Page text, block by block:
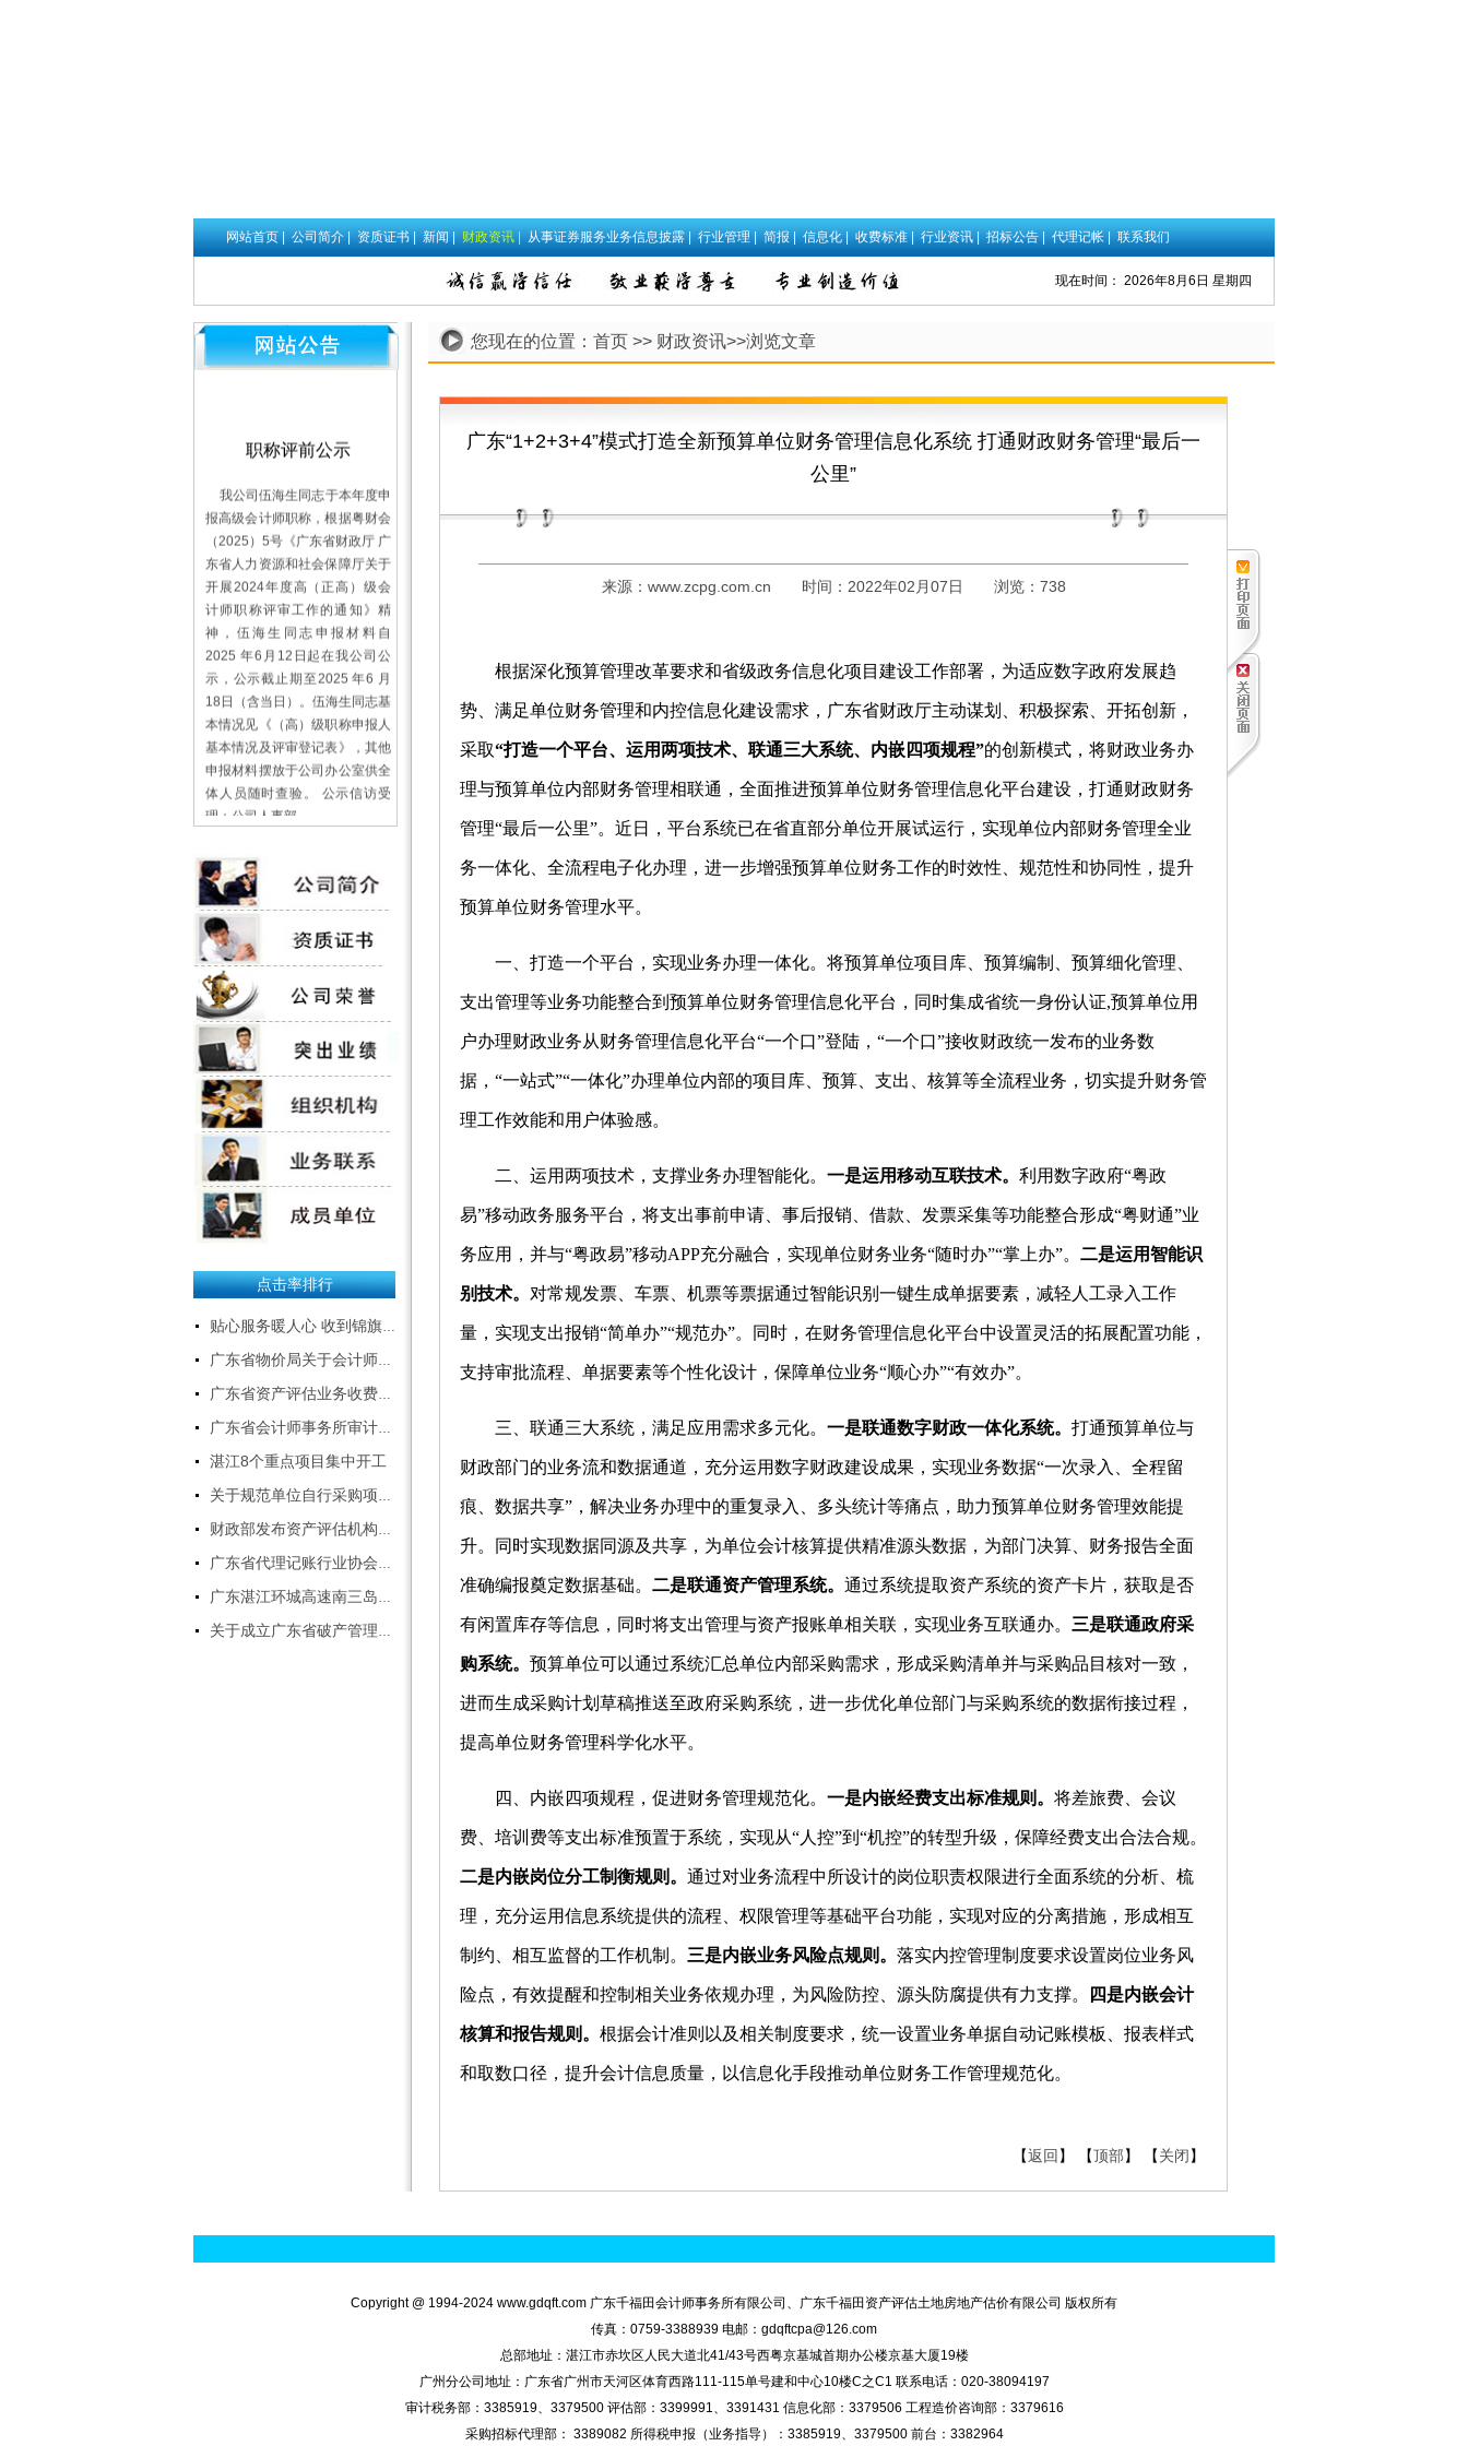
网站首页| 公司简介| 资质证书| 新闻| 财政资讯| 从事证券服务业务信息披露| 行业管理| 简报| 信息化| 收费标准| 行业资讯| 招标公告| 代理记帐| 联系我们
现在时间： 2026年8月6日 星期四
报高级会计师职称，根据粤财会
（2025）5号《广东省财政厅 广
东省人力资源和社会保障厅关于
开展2024年度高（正高）级会
计师职称评审工作的通知》精
神，伍海生同志申报材料自
2025 年6月12日起在我公司公
示，公示截止期至2025 年6 月
18日（含当日）。伍海生同志基
本情况见《（高）级职称申报人
基本情况及评审登记表》，其他
申报材料摆放于公司办公室供全
体人员随时查验。 公示信访受
理：公司人事部
曹 霞 0759-3379509
司
2025年6月11日
关于千福田公司网站
启用新代码后清缓存的
操作说明--下载
招聘应届本科生、研究
粤西经济快速发展，公司业务
急剧扩张，特招聘应届本科生、
研究生数名，专业如下：
1、会计、审计、财务管理、会
计电算化、金融；
类；
3、计算机、软件开发、电子商
4、文秘、中文。
有意者请将建立投递至：
gdqftcpa@126.com
联系人：曹小姐 0759-3379509
18319129897
另：本公司长期招聘:注册会
师，土地评估师,评估助理，软
件实施顾问等。
点击率排行
贴心服务暖人心 收到锦旗获赞誉
广东省物价局关于会计师事务所服务收费有关问题的通知
广东省资产评估业务收费标准
广东省会计师事务所审计服务收费标准表
湛江8个重点项目集中开工
关于规范单位自行采购项目管理有关事项的通知
财政部发布资产评估机构职业风险基金管理办法
广东省代理记账行业协会第一届会员代表大会简讯
广东湛江环城高速南三岛大桥（坡头至南三岛段）即将进入施工阶段
关于成立广东省破产管理人协会的公告
您现在的位置： 首页 >> 财政资讯>>浏览文章
广东“1+2+3+4”模式打造全新预算单位财务管理信息化系统 打通财政财务管理“最后一
公里”
来源： www.zcpg.com.cn 时间：2022年02月07日 浏览： 738
根据深化预算管理改革要求和省级政务信息化项目建设工作部署，为适应数字政府发展趋
势、满足单位财务管理和内控信息化建设需求，广东省财政厅主动谋划、积极探索、开拓创新，
采取“打造一个平台、 运用两项技术、 联通三大系统、 内嵌四项规程”的创新模式，将财政业务办
理与预算单位内部财务管理相联通，全面推进预算单位财务管理信息化平台建设，打通财政财务
管理“最后一公里”。近日，平台系统已在省直部分单位开展试运行，实现单位内部财务管理全业
务一体化、全流程电子化办理，进一步增强预算单位财务工作的时效性、规范性和协同性，提升
预算单位财务管理水平。
一、打造一个平台，实现业务办理一体化。将预算单位项目库、预算编制、预算细化管理、
支出管理等业务功能整合到预算单位财务管理信息化平台，同时集成省统一身份认证,预算单位用
户办理财政业务从财务管理信息化平台“一个口”登陆，“一个口”接收财政统一发布的业务数
据，“一站式”“一体化”办理单位内部的项目库、预算、支出、核算等全流程业务，切实提升财务管
理工作效能和用户体验感。
二、运用两项技术，支撑业务办理智能化。 一是运用移动互联技术。 利用数字政府“粤政
易”移动政务服务平台，将支出事前申请、事后报销、借款、发票采集等功能整合形成“粤财通”业
务应用，并与“粤政易”移动APP充分融合，实现单位财务业务“随时办”“掌上办”。 二是运用智能识
别技术。 对常规发票、车票、机票等票据通过智能识别一键生成单据要素，减轻人工录入工作
量，实现支出报销“简单办”“规范办”。同时，在财务管理信息化平台中设置灵活的拓展配置功能，
支持审批流程、单据要素等个性化设计，保障单位业务“顺心办”“有效办”。
三、联通三大系统，满足应用需求多元化。 一是联通数字财政一体化系统。 打通预算单位与
财政部门的业务流和数据通道，充分运用数字财政建设成果，实现业务数据“一次录入、全程留
痕、数据共享”，解决业务办理中的重复录入、多头统计等痛点，助力预算单位财务管理效能提
升。同时实现数据同源及共享，为单位会计核算提供精准源头数据，为部门决算、财务报告全面
准确编报奠定数据基础。 二是联通资产管理系统。 通过系统提取资产系统的资产卡片，获取是否
有闲置库存等信息，同时将支出管理与资产报账单相关联，实现业务互联通办。 三是联通政府采
购系统。 预算单位可以通过系统汇总单位内部采购需求，形成采购清单并与采购品目核对一致，
进而生成采购计划草稿推送至政府采购系统，进一步优化单位部门与采购系统的数据衔接过程，
提高单位财务管理科学化水平。
四、内嵌四项规程，促进财务管理规范化。 一是内嵌经费支出标准规则。 将差旅费、会议
费、培训费等支出标准预置于系统，实现从“人控”到“机控”的转型升级，保障经费支出合法合规。
二是内嵌岗位分工制衡规则。 通过对业务流程中所设计的岗位职责权限进行全面系统的分析、梳
理，充分运用信息系统提供的流程、权限管理等基础平台功能，实现对应的分离措施，形成相互
制约、相互监督的工作机制。 三是内嵌业务风险点规则。 落实内控管理制度要求设置岗位业务风
险点，有效提醒和控制相关业务依规办理，为风险防控、源头防腐提供有力支撑。 四是内嵌会计
核算和报告规则。 根据会计准则以及相关制度要求，统一设置业务单据自动记账模板、报表样式
和取数口径，提升会计信息质量，以信息化手段推动单位财务工作管理规范化。
【返回 】 【顶部】 【关闭】
Copyright @ 1994-2024 www.gdqft.com 广东千福田会计师事务所有限公司、广东千福田资产评估土地房地产估价有限公司 版权所有
传真：0759-3388939 电邮：gdqftcpa@126.com
总部地址：湛江市赤坎区人民大道北41/43号西粤京基城首期办公楼京基大厦19楼
广州分公司地址：广东省广州市天河区体育西路111-115单号建和中心10楼C之C1 联系电话：020-38094197
审计税务部：3385919、3379500 评估部：3399991、3391431 信息化部：3379506 工程造价咨询部：3379616
采购招标代理部： 3389082 所得税申报（业务指导）：3385919、3379500 前台：3382964